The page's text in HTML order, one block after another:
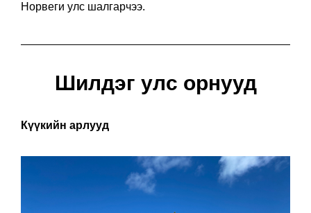
Норвеги улс шалгарчээ.
Шилдэг улс орнууд
Күүкийн арлууд